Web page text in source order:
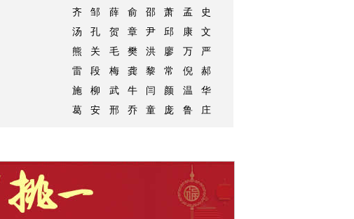
齐
邹 薛 俞 邵 萧 孟
史
汤
孔 贺 章 尹 邱 康
文
熊
关 毛 樊 洪 廖 万
严
雷
段 梅 龚 黎 常 倪
郝
施
柳 武 牛 闫 颜 温
华
葛
安 邢 乔 童 庞 鲁 庄